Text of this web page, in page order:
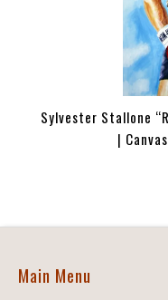
Sylvester Stallone
|
Main Menu